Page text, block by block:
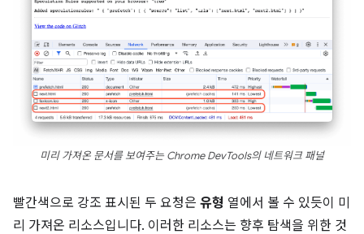
미리 가져온 문서를 보여주는 Chrome DevTools의 네트워크 패널
빨간색으로 강조 표시된 두 요청은 유형 열에서 볼 수 있듯이 미
리 가져온 리소스입니다. 이러한 리소스는 향후 탐색을 위한 것